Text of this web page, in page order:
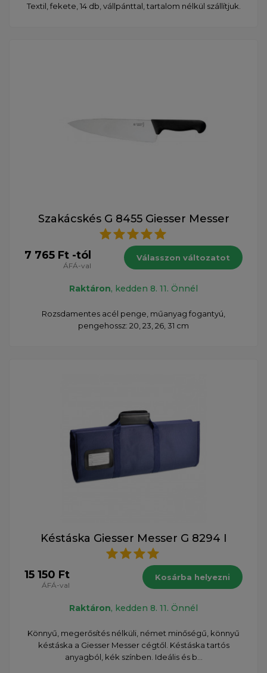
Textil, fekete, 14 db, vállpánttal, tartalom nélkül szállítjuk.
Szakácskés G 8455 Giesser Messer
7 765 Ft -tól
ÁFÁ-val
Válasszon változatot
Raktáron, kedden 8. 11. Önnél
Rozsdamentes acél penge, műanyag fogantyú,
pengehossz: 20, 23, 26, 31 cm
Késtáska Giesser Messer G 8294 I
15 150 Ft
ÁFÁ-val
Kosárba helyezni
Raktáron, kedden 8. 11. Önnél
Könnyű, megerősítés nélküli, német minőségű, könnyű
késtáska a Giesser Messer cégtől. Késtáska tartós
anyagból, kék színben. Ideális és b...